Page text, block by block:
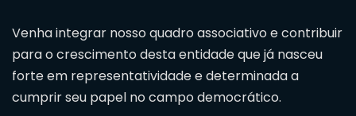
Venha integrar nosso quadro associativo e contribuir
para o crescimento desta entidade que já nasceu
forte em representatividade e determinada a
cumprir seu papel no campo democrático.